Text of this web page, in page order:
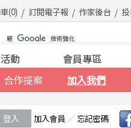
(0) 訂閱電子報 作家後台
合作提案 加入我們
動 會員專區
登入 加入會員 ／ 忘記密碼